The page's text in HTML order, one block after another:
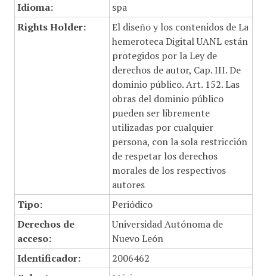
Idioma:
spa
Rights Holder:
El diseño y los contenidos de La
hemeroteca Digital UANL están
protegidos por la Ley de
derechos de autor, Cap. III. De
dominio público. Art. 152. Las
obras del dominio público
pueden ser libremente
utilizadas por cualquier
persona, con la sola restricción
de respetar los derechos
morales de los respectivos
autores
Tipo:
Periódico
Derechos de
acceso:
Universidad Autónoma de
Nuevo León
Identificador:
2006462